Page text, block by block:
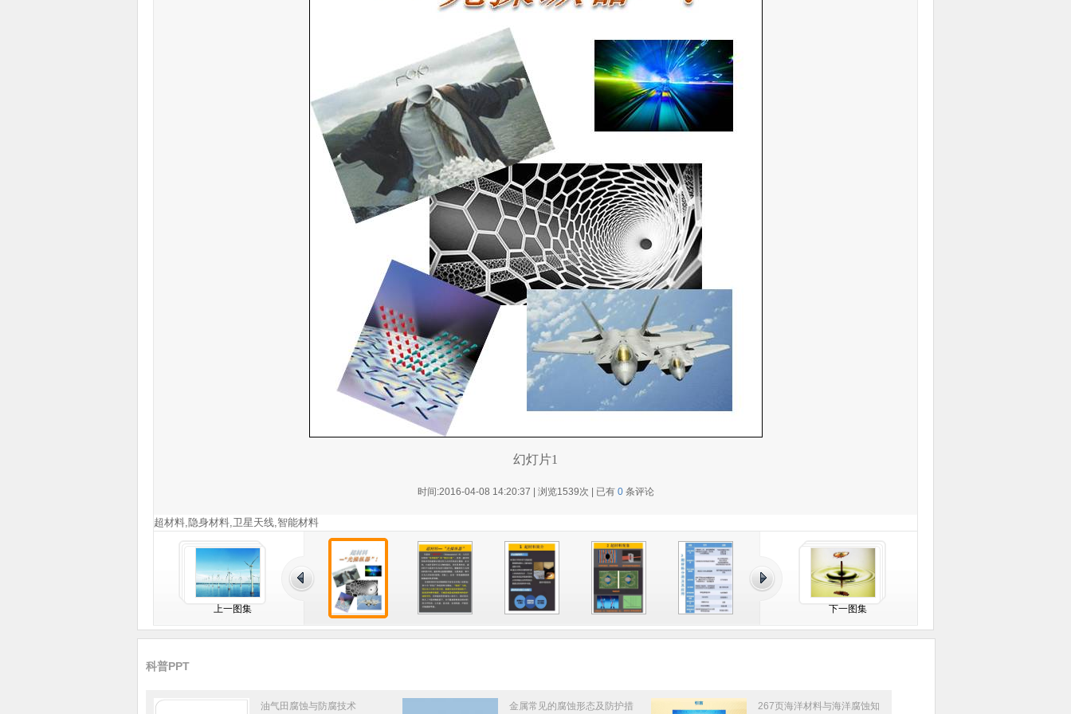
幻灯片1
时间:2016-04-08 14:20:37 | 浏览1539次 | 已有 0 条评论
超材料,隐身材料,卫星天线,智能材料
上一图集 下一图集
科普PPT
油气田腐蚀与防腐技术 金属常见的腐蚀形态及防护措 267页海洋材料与海洋腐蚀知